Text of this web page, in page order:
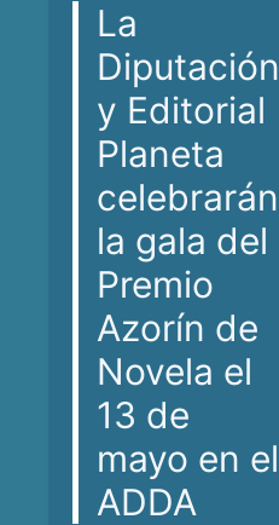
La
Diputación
y Editorial
Planeta
celebrarán
la gala del
Premio
Azorín de
Novela el
13 de
mayo en el
ADDA